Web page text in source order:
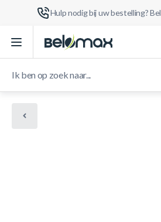
Hulp nodig bij uw bestelling? Bel
Ga naar de inhoud